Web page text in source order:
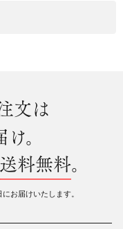
文は
。
送料無料。
お届けいたします。